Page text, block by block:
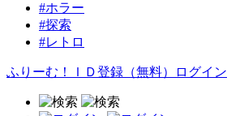
#ホラー
#探索
#レトロ
ふりーむ！ＩＤ登録（無料） ログイン